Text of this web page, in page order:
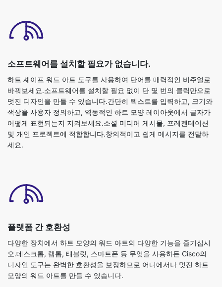
소프트웨어를 설치할 필요가 없습니다.
하트 셰이프 워드 아트 도구를 사용하여 단어를 매력적인 비주얼로
바꿔보세요.소프트웨어를 설치할 필요 없이 단 몇 번의 클릭만으로
멋진 디자인을 만들 수 있습니다.간단히 텍스트를 입력하고, 크기와
색상을 사용자 정의하고, 역동적인 하트 모양 레이아웃에서 글자가
어떻게 표현되는지 지켜보세요.소셜 미디어 게시물, 프레젠테이션
및 개인 프로젝트에 적합합니다.창의적이고 쉽게 메시지를 전달하
세요.
플랫폼 간 호환성
다양한 장치에서 하트 모양의 워드 아트의 다양한 기능을 즐기십시
오.데스크톱, 랩톱, 태블릿, 스마트폰 등 무엇을 사용하든 Cisco의
디자인 도구는 완벽한 호환성을 보장하므로 어디에서나 멋진 하트
모양의 워드 아트를 만들 수 있습니다.